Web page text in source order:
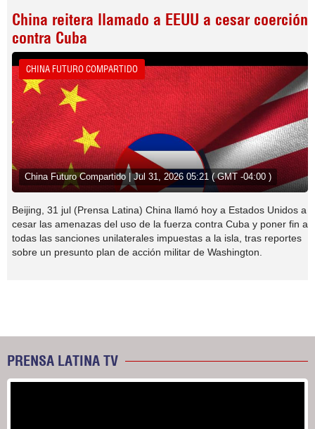
China reitera llamado a EEUU a cesar coerción
contra Cuba
CHINA FUTURO COMPARTIDO
China Futuro Compartido | Jul 31, 2026 05:21 ( GMT -04:00 )
Beijing, 31 jul (Prensa Latina) China llamó hoy a Estados Unidos a
cesar las amenazas del uso de la fuerza contra Cuba y poner fin a
todas las sanciones unilaterales impuestas a la isla, tras reportes
sobre un presunto plan de acción militar de Washington.
PRENSA LATINA TV